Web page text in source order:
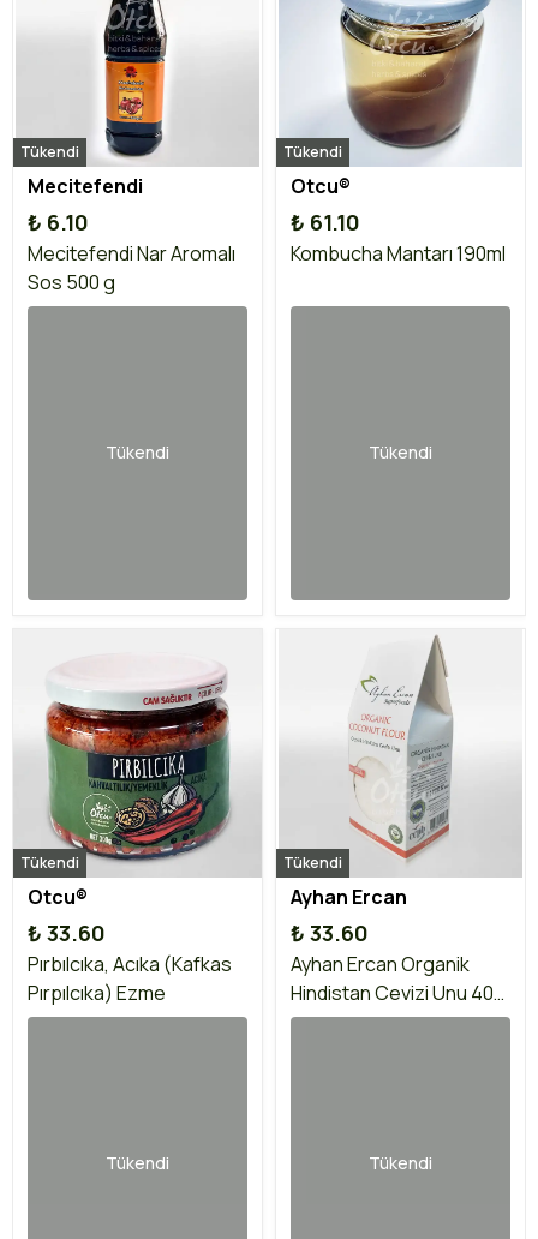
Tükendi
Mecitefendi
₺ 6.10
Mecitefendi Nar Aromalı
Sos 500 g
Tükendi
Tükendi
Otcu®
₺ 61.10
Kombucha Mantarı 190ml
Tükendi
Tükendi
Otcu®
₺ 33.60
Pırbılcıka, Acıka (Kafkas
Pırpılcıka) Ezme
Tükendi
Tükendi
Ayhan Ercan
₺ 33.60
Ayhan Ercan Organik
Hindistan Cevizi Unu 400
gr
Tükendi